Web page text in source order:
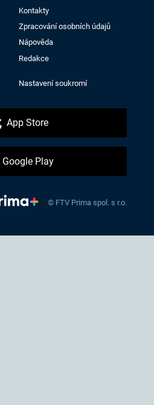
Kontakty
Zpracování osobních údajů
Nápověda
Redakce
Nastavení soukromí
App Store
Google Play
© FTV Prima spol. s r.o.